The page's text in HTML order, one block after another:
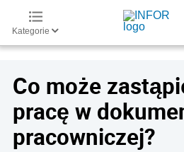
Kategorie
Co może
pracę w
pracowniczej?